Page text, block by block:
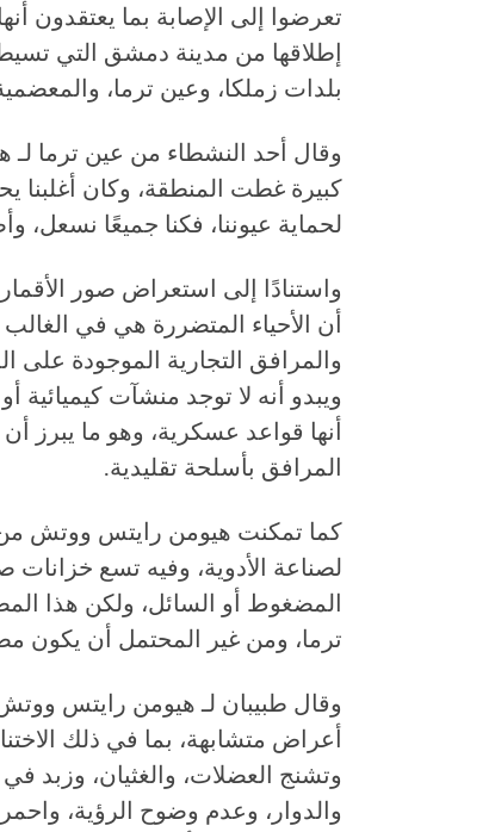
تعرضوا إلى الإصابة بما يعتقدون
إطلاقها من مدينة دمشق التي
بلدات زملكا، وعين ترما،
وقال أحد النشطاء من عين ترما
كبيرة غطت المنطقة، وكان أغلبنا
لحماية عيوننا، فكنا جميعًا نسعل،
واستنادًا إلى استعراض صور
أن الأحياء المتضررة هي في
والمرافق التجارية الموجودة على
ويبدو أنه لا توجد منشآت كيميائية
أنها قواعد عسكرية، وهو ما يبرز
المرافق بأسلحة تقليدية.
كما تمكنت هيومن رايتس ووتش من
لصناعة الأدوية، وفيه تسع خزانات
المضغوط أو السائل، ولكن هذا
ترما، ومن غير المحتمل أن يكون
وقال طبيبان لـ هيومن رايتس
أعراض متشابهة، بما في ذلك
وتشنج العضلات، والغثيان، وزبد
والدوار، وعدم وضوح الرؤية،